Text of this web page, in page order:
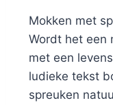
Mokken met
Wordt het een
met een
ludieke tekst
spreuken